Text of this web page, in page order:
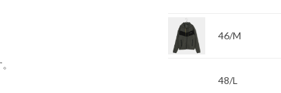
46/M
48/L